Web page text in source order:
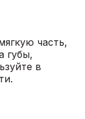
часть,
губы,
в